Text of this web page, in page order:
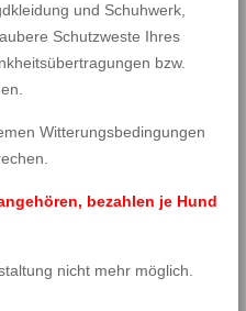
und Schuhwerk,
Schutzweste Ihres
bzw.
Witterungsbedingungen
bezahlen je Hund
nicht mehr möglich.